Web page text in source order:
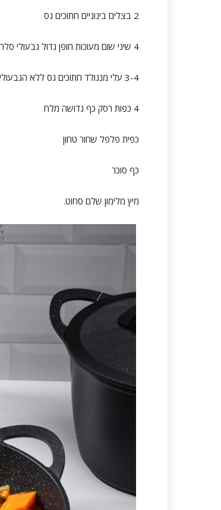
2 בצלים בינוניים חתוכים גס
4 שיני שום מעוכות חופן גדול גבעולי סלרי חתוכים גס
3-4 עלי מנגולד חתוכים גס ללא הגבעולים 500 700- גרם דלעת חתוכה לקוביות של 3/3
4 כפות רסק כף גדושה מלח
כפית פלפל שחור טחון
כף סוכר
מיץ מלימון שלם סחוט.